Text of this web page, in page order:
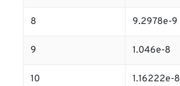
8 9.2978e-9
9 1.046e-8
10 1.16222e-8